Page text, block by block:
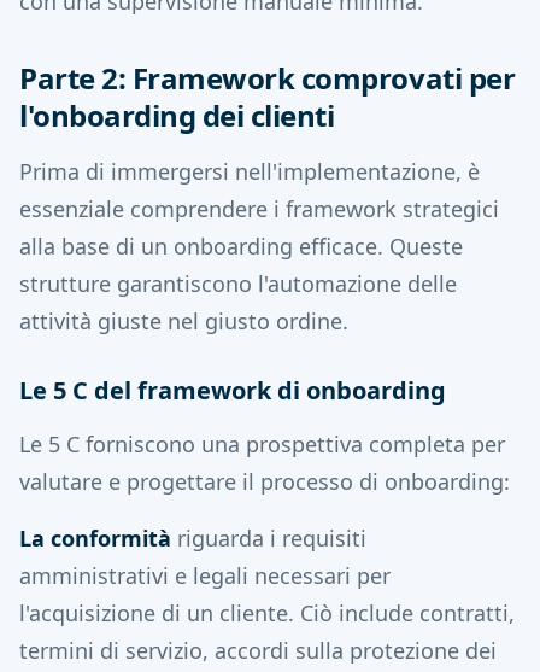
Parte 2: Framework comprovati per
l'onboarding dei clienti
Prima di immergersi nell'implementazione, è
essenziale comprendere i framework strategici
alla base di un onboarding efficace. Queste
strutture garantiscono l'automazione delle
attività giuste nel giusto ordine.
Le 5 C del framework di onboarding
Le 5 C forniscono una prospettiva completa per
valutare e progettare il processo di onboarding:
La conformità riguarda i requisiti
amministrativi e legali necessari per
l'acquisizione di un cliente. Ciò include contratti,
termini di servizio, accordi sulla protezione dei